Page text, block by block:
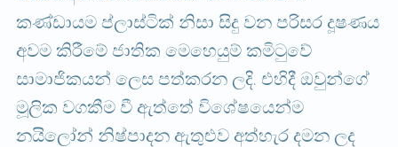
කණ්ඩායම ප්ලාස්ටික් නිසා සිදු වන පරිසර දූෂණය
අවම කිරීමේ ජාතික මෙහෙයුම් කමිටුවේ
සාමාජිකයන් ලෙස පත්කරන ලදි. එහිදී ඔවුන්ගේ
මූලික වගකීම වී ඇත්තේ විශේෂයෙන්ම
නයිලෝන් නිෂ්පාදන ඇතුළුව අත්හැර දමන ලද